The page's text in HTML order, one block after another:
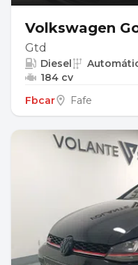
Volkswagen
Gtd
Diesel
184 cv
Fbcar
Fafe